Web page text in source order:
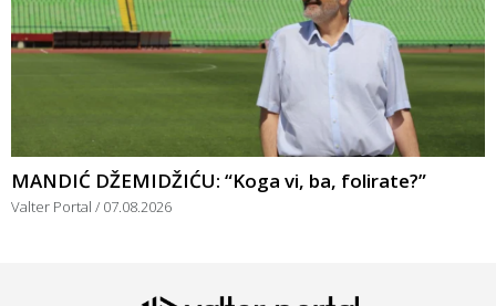
MANDIĆ DŽEMIDŽIĆU: “Koga vi, ba, folirate?”
Valter Portal 07.08.2026